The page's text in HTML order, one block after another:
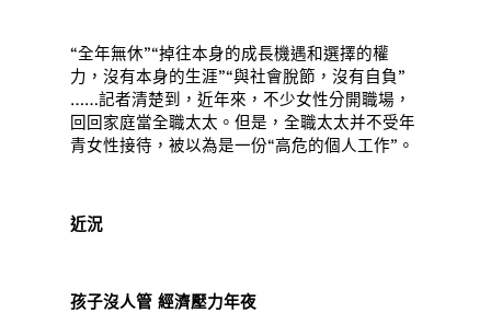
“全年無休”“掉往本身的成長機遇和選擇的權
力，沒有本身的生涯”“與社會脫節，沒有自負”
……記者清楚到，近年來，不少女性分開職場，
回回家庭當全職太太。但是，全職太太并不受年
青女性接待，被以為是一份“高危的個人工作”。
近況
孩子沒人管 經濟壓力年夜